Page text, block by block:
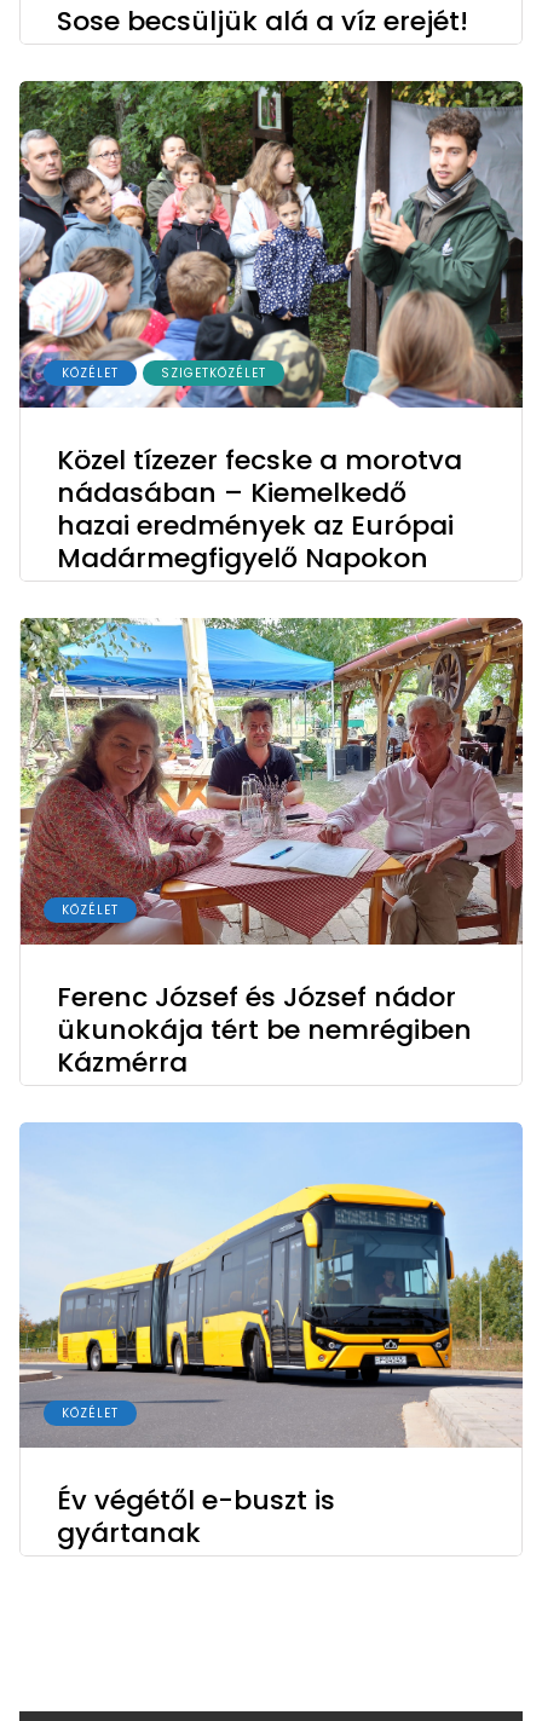
Sose becsüljük alá a víz erejét!
KÖZÉLET SZIGETKÖZÉLET
Közel tízezer fecske a morotva
nádasában – Kiemelkedő
hazai eredmények az Európai
Madármegfigyelő Napokon
KÖZÉLET
Ferenc József és József nádor
ükunokája tért be nemrégiben
Kázmérra
KÖZÉLET
Év végétől e-buszt is
gyártanak